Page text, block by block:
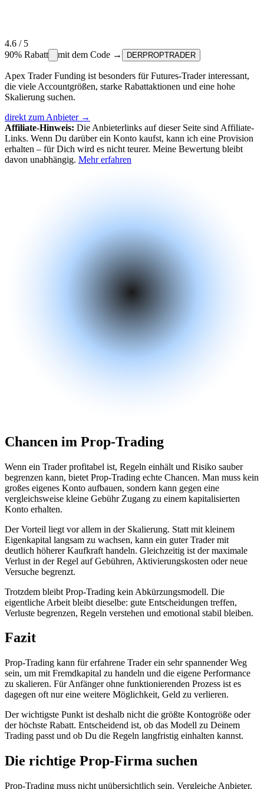
4.6 / 5
90% Rabatt mit dem Code → DERPROPTRADER
Apex Trader Funding ist besonders für Futures-Trader interessant,
die viele Accountgrößen, starke Rabattaktionen und eine hohe
Skalierung suchen.
direkt zum Anbieter →
Affiliate-Hinweis: Die Anbieterlinks auf dieser Seite sind Affiliate-
Links. Wenn Du darüber ein Konto kaufst, kann ich eine Provision
erhalten – für Dich wird es nicht teurer. Meine Bewertung bleibt
davon unabhängig. Mehr erfahren
Chancen im Prop-Trading
Wenn ein Trader profitabel ist, Regeln einhält und Risiko sauber
begrenzen kann, bietet Prop-Trading echte Chancen. Man muss kein
großes eigenes Konto aufbauen, sondern kann gegen eine
vergleichsweise kleine Gebühr Zugang zu einem kapitalisierten
Konto erhalten.
Der Vorteil liegt vor allem in der Skalierung. Statt mit kleinem
Eigenkapital langsam zu wachsen, kann ein guter Trader mit
deutlich höherer Kaufkraft handeln. Gleichzeitig ist der maximale
Verlust in der Regel auf Gebühren, Aktivierungskosten oder neue
Versuche begrenzt.
Trotzdem bleibt Prop-Trading kein Abkürzungsmodell. Die
eigentliche Arbeit bleibt dieselbe: gute Entscheidungen treffen,
Verluste begrenzen, Regeln verstehen und emotional stabil bleiben.
Fazit
Prop-Trading kann für erfahrene Trader ein sehr spannender Weg
sein, um mit Fremdkapital zu handeln und die eigene Performance
zu skalieren. Für Anfänger ohne funktionierenden Prozess ist es
dagegen oft nur eine weitere Möglichkeit, Geld zu verlieren.
Der wichtigste Punkt ist deshalb nicht die größte Kontogröße oder
der höchste Rabatt. Entscheidend ist, ob das Modell zu Deinem
Trading passt und ob Du die Regeln langfristig einhalten kannst.
Die richtige Prop-Firma suchen
Prop-Trading muss nicht unübersichtlich sein. Vergleiche Anbieter,